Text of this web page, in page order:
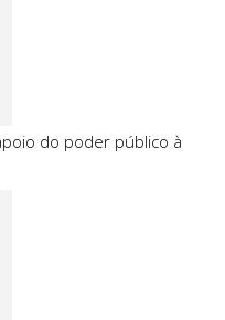
do poder público à